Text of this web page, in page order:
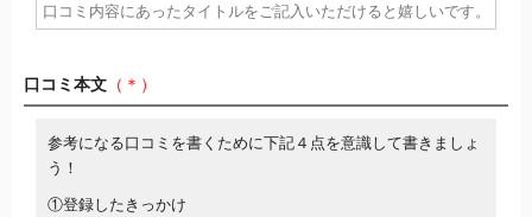
口コミ本文 （＊）
参考になる口コミを書くために下記４点を意識して書きましょ
う！
①登録したきっかけ